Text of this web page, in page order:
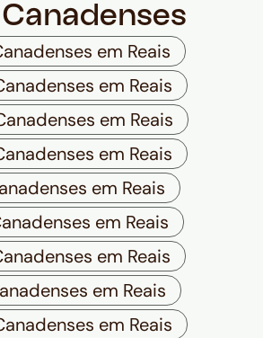
em Reais
em Reais
em Reais
em Reais
em Reais
em Reais
em Reais
em Reais
em Reais